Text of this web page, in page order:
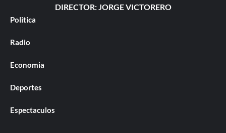
DIRECTOR: JORGE VICTORERO
Politica
Radio
Economia
Deportes
Espectaculos